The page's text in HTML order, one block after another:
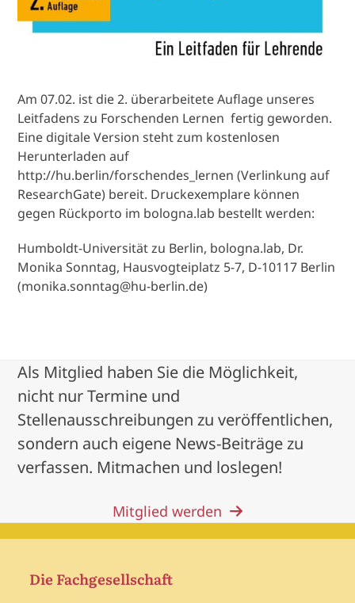
Am 07.02. ist die 2. überarbeitete Auflage unseres
Leitfadens zu Forschenden Lernen fertig geworden.
Eine digitale Version steht zum kostenlosen
Herunterladen auf
http://hu.berlin/forschendes_lernen (Verlinkung auf
ResearchGate) bereit. Druckexemplare können
gegen Rückporto im bologna.lab bestellt werden:
Humboldt-Universität zu Berlin, bologna.lab, Dr.
Monika Sonntag, Hausvogteiplatz 5-7, D-10117 Berlin
(monika.sonntag@hu-berlin.de)
Als Mitglied haben Sie die Möglichkeit,
nicht nur Termine und
Stellenausschreibungen zu veröffentlichen,
sondern auch eigene News-Beiträge zu
verfassen. Mitmachen und loslegen!
Mitglied werden
Die Fachgesellschaft